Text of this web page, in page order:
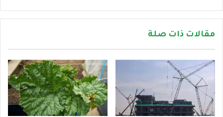
مقالات ذات صلة